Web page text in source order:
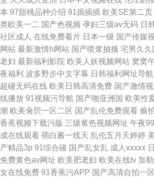
本 97甜桃品种介绍 91插插插 欧美SE第二页
类欧美一二 国产色视频 孕妇三级av无码 日
社区成人 在线免费看片 日本一级 国产传媒
网站 最新激情h网站 国产喷浆抽搐 宅男久久
老妇 最新福利影院 欧美人妖视频网站 窝窝
夜福利 波多野步中文字幕 日韩福利网址导航
超碰无码在线 欧美日韩高清免费 国产激情
线播放 91视频污导航 国产啪亚洲国 欧美性
潮 欧美肏屄一区二区 国产乱伦免费观看 偷
香蕉视频下载污版 三级黄色视频网址 午夜99
成在线观看 萌白酱一线天 乱伦五月天婷婷
产精品3p 91综合碰 国产乱女乱 成人xxxxx
免费黄色av网址 欧美肥老妇 欧美在线tv 加
女在线免费 91香蕉污APP 国产高清自拍一区